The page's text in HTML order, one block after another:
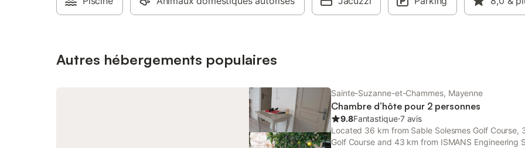
Autres hébergements populaires
Sainte-Suzanne-et-Chammes, Mayenne
Chambre d’hôte pour 2 personnes
9.8Fantastique⋅7 avis
Located 36 km from Sable Solesmes Golf Course,
Golf Course and 43 km from ISMANS Engineering